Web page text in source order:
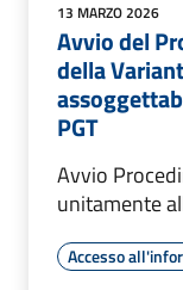
13 MARZO 2026
Avvio del
della
PGT
Avvio
unitamente
Accesso